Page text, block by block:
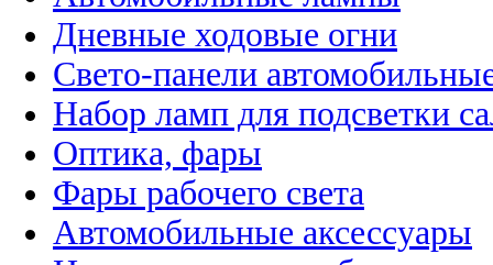
Дневные ходовые огни
Свето-панели
Набор ламп для подсветки
Оптика, фары
Фары рабочего света
Автомобильные аксессуары